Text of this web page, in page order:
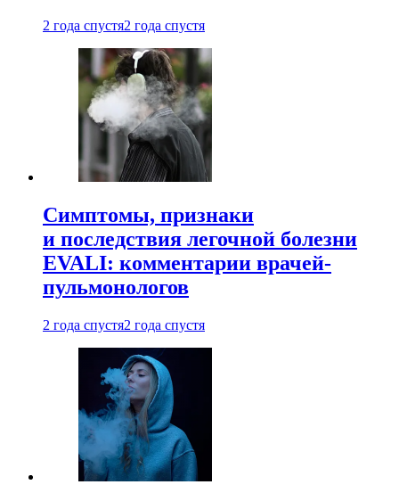
2 года спустя2 года спустя
Симптомы, признаки
и последствия легочной болезни
EVALI: комментарии врачей-
пульмонологов
2 года спустя2 года спустя